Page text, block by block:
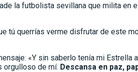
la futbolista sevillana que milita
tú querrías verme disfrutar de este
«Y sin saberlo tenía mi
orgulloso de mí. Descansa en paz,